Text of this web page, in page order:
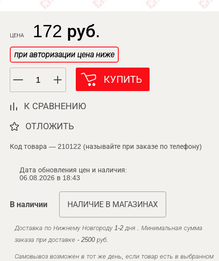
ЦЕНА 172 руб.
при авторизации цена ниже
КУПИТЬ
К СРАВНЕНИЮ
ОТЛОЖИТЬ
Код товара — 210122 (называйте при заказе по телефону)
Дата обновления цен и наличия:
06.08.2026 в 18:43
В наличии НАЛИЧИЕ В МАГАЗИНАХ
Доставка по Нижнему Новгороду 1-2 дня . Минимальная сумма
заказа при доставке - 2500 руб.
Самовывоз возможен в тот же день, если товар есть в выбранном